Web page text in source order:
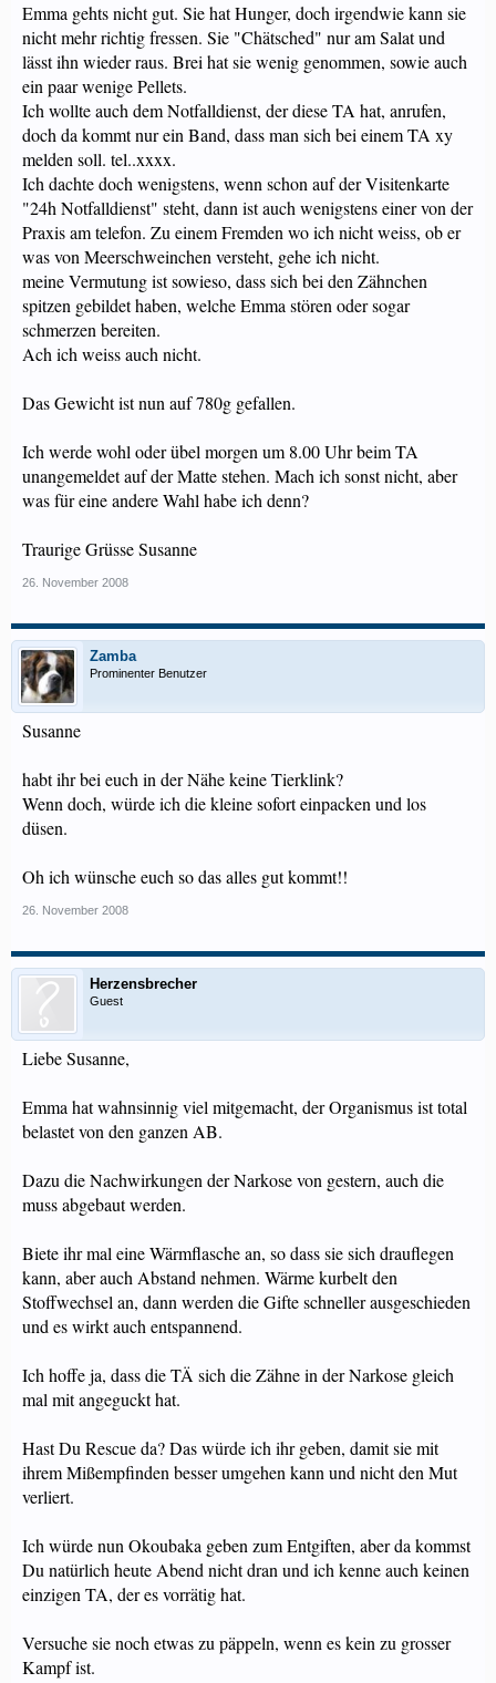
Emma gehts nicht gut. Sie hat Hunger, doch irgendwie kann sie
nicht mehr richtig fressen. Sie "Chätsched" nur am Salat und
lässt ihn wieder raus. Brei hat sie wenig genommen, sowie auch
ein paar wenige Pellets.
Ich wollte auch dem Notfalldienst, der diese TA hat, anrufen,
doch da kommt nur ein Band, dass man sich bei einem TA xy
melden soll. tel..xxxx.
Ich dachte doch wenigstens, wenn schon auf der Visitenkarte
"24h Notfalldienst" steht, dann ist auch wenigstens einer von der
Praxis am telefon. Zu einem Fremden wo ich nicht weiss, ob er
was von Meerschweinchen versteht, gehe ich nicht.
meine Vermutung ist sowieso, dass sich bei den Zähnchen
spitzen gebildet haben, welche Emma stören oder sogar
schmerzen bereiten.
Ach ich weiss auch nicht.
Das Gewicht ist nun auf 780g gefallen.
Ich werde wohl oder übel morgen um 8.00 Uhr beim TA
unangemeldet auf der Matte stehen. Mach ich sonst nicht, aber
was für eine andere Wahl habe ich denn?
Traurige Grüsse Susanne
26. November 2008
Zamba
Prominenter Benutzer
Susanne
habt ihr bei euch in der Nähe keine Tierklink?
Wenn doch, würde ich die kleine sofort einpacken und los
düsen.
Oh ich wünsche euch so das alles gut kommt!!
26. November 2008
Herzensbrecher
Guest
Liebe Susanne,
Emma hat wahnsinnig viel mitgemacht, der Organismus ist total
belastet von den ganzen AB.
Dazu die Nachwirkungen der Narkose von gestern, auch die
muss abgebaut werden.
Biete ihr mal eine Wärmflasche an, so dass sie sich drauflegen
kann, aber auch Abstand nehmen. Wärme kurbelt den
Stoffwechsel an, dann werden die Gifte schneller ausgeschieden
und es wirkt auch entspannend.
Ich hoffe ja, dass die TÄ sich die Zähne in der Narkose gleich
mal mit angeguckt hat.
Hast Du Rescue da? Das würde ich ihr geben, damit sie mit
ihrem Mißempfinden besser umgehen kann und nicht den Mut
verliert.
Ich würde nun Okoubaka geben zum Entgiften, aber da kommst
Du natürlich heute Abend nicht dran und ich kenne auch keinen
einzigen TA, der es vorrätig hat.
Versuche sie noch etwas zu päppeln, wenn es kein zu grosser
Kampf ist.